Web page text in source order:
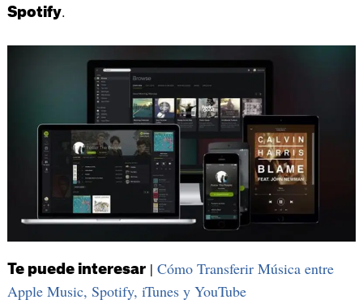
Spotify.
Te puede interesar| Cómo Transferir Música entre
Apple Music, Spotify, iTunes y YouTube